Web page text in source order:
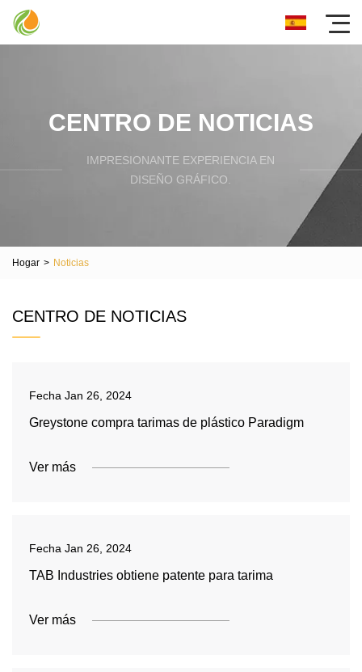
CENTRO DE NOTICIAS
IMPRESIONANTE EXPERIENCIA EN
DISEÑO GRÁFICO.
Hogar > Noticias
CENTRO DE NOTICIAS
Fecha Jan 26, 2024
Greystone compra tarimas de plástico Paradigm
Ver más
Fecha Jan 26, 2024
TAB Industries obtiene patente para tarima
Ver más